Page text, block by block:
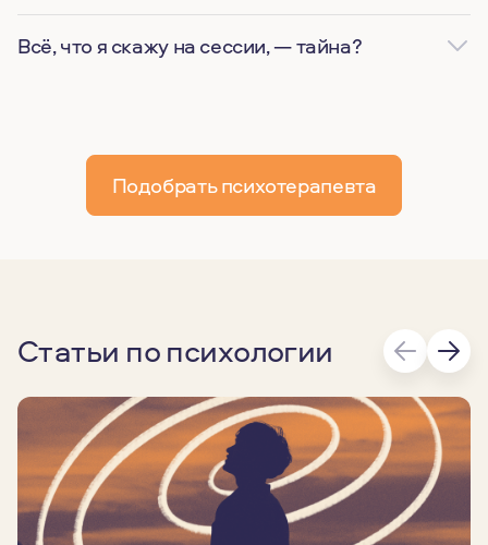
Всё, что я скажу на сессии, — тайна?
Подобрать психотерапевта
Статьи по психологии